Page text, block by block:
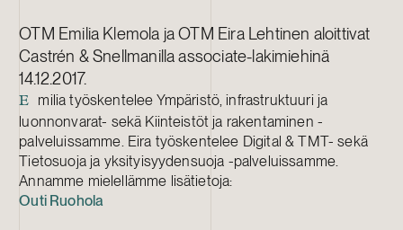
OTM Emilia Klemola ja OTM Eira Lehtinen aloittivat
Castrén & Snellmanilla associate-lakimiehinä
14.12.2017.
E
milia työskentelee Ympäristö, infrastruktuuri ja
luonnonvarat- sekä Kiinteistöt ja rakentaminen -
palveluissamme. Eira työskentelee Digital & TMT- sekä
Tietosuoja ja yksityisyydensuoja -palveluissamme.
Annamme mielellämme lisätietoja:
Outi Ruohola